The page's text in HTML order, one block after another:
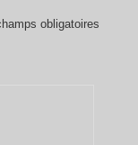
obligatoires